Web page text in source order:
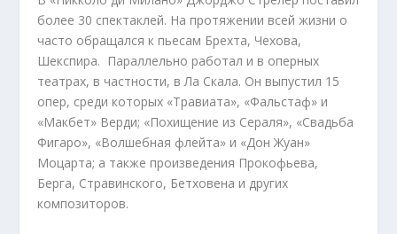
более 30 спектаклей. На протяжении всей жизни о
часто обращался к пьесам Брехта, Чехова,
Шекспира. Параллельно работал и в оперных
театрах, в частности, в Ла Скала. Он выпустил 15
опер, среди которых «Травиата», «Фальстаф» и
«Макбет» Верди; «Похищение из Сераля», «Свадьба
Фигаро», «Волшебная флейта» и «Дон Жуан»
Моцарта; а также произведения Прокофьева,
Берга, Стравинского, Бетховена и других
композиторов.